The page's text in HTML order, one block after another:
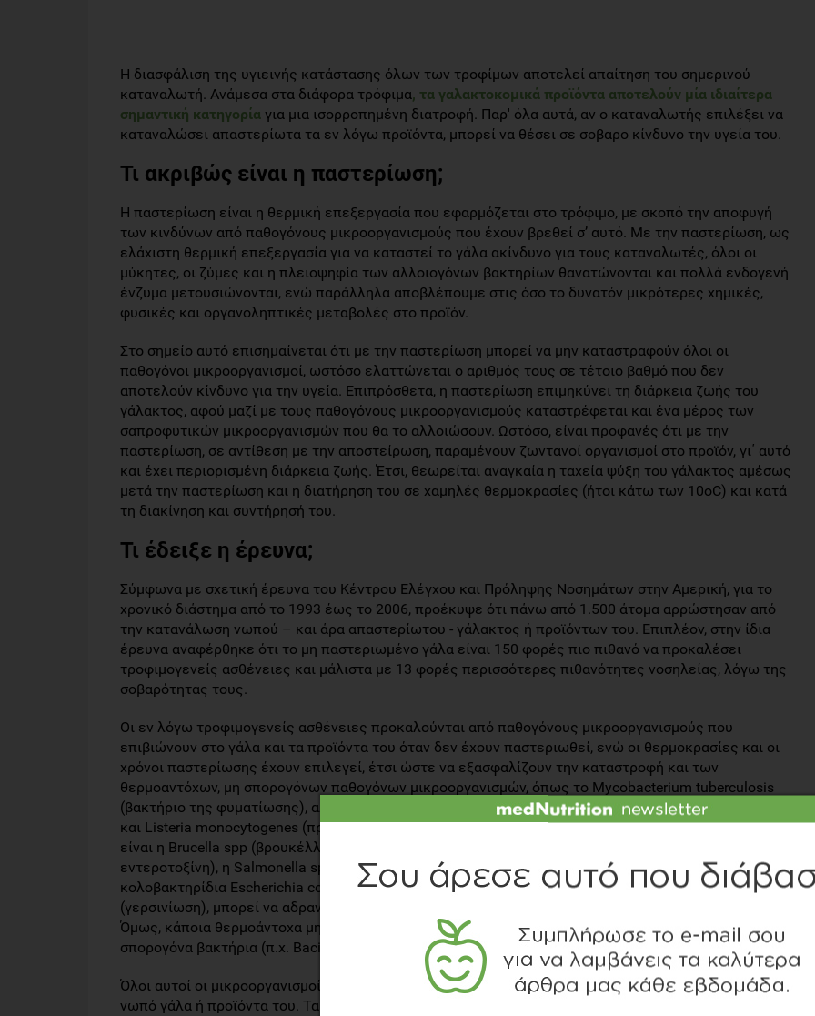
Η διασφάλιση της υγιεινής κατάστασης όλων των τροφίμων αποτελεί απαίτηση του σημερινού
καταναλωτή. Ανάμεσα στα διάφορα τρόφιμα, τα γαλακτοκομικά προϊόντα αποτελούν μία ιδιαίτερα
σημαντική κατηγορία για μια ισορροπημένη διατροφή. Παρ' όλα αυτά, αν ο καταναλωτής επιλέξει να
καταναλώσει απαστερίωτα τα εν λόγω προϊόντα, μπορεί να θέσει σε σοβαρο κίνδυνο την υγεία του.
Τι ακριβώς είναι η παστερίωση;
Η παστερίωση είναι η θερμική επεξεργασία που εφαρμόζεται στο τρόφιμο, με σκοπό την αποφυγή
των κινδύνων από παθογόνους μικροοργανισμούς που έχουν βρεθεί σ’ αυτό. Με την παστερίωση, ως
ελάχιστη θερμική επεξεργασία για να καταστεί το γάλα ακίνδυνο για τους καταναλωτές, όλοι οι
μύκητες, οι ζύμες και η πλειοψηφία των αλλοιογόνων βακτηρίων θανατώνονται και πολλά ενδογενή
ένζυμα μετουσιώνονται, ενώ παράλληλα αποβλέπουμε στις όσο το δυνατόν μικρότερες χημικές,
φυσικές και οργανοληπτικές μεταβολές στο προϊόν.
Στο σημείο αυτό επισημαίνεται ότι με την παστερίωση μπορεί να μην καταστραφούν όλοι οι
παθογόνοι μικροοργανισμοί, ωστόσο ελαττώνεται ο αριθμός τους σε τέτοιο βαθμό που δεν
αποτελούν κίνδυνο για την υγεία. Επιπρόσθετα, η παστερίωση επιμηκύνει τη διάρκεια ζωής του
γάλακτος, αφού μαζί με τους παθογόνους μικροοργανισμούς καταστρέφεται και ένα μέρος των
σαπροφυτικών μικροοργανισμών που θα το αλλοιώσουν. Ωστόσο, είναι προφανές ότι με την
παστερίωση, σε αντίθεση με την αποστείρωση, παραμένουν ζωντανοί οργανισμοί στο προϊόν, γι΄ αυτό
και έχει περιορισμένη διάρκεια ζωής. Έτσι, θεωρείται αναγκαία η ταχεία ψύξη του γάλακτος αμέσως
μετά την παστερίωση και η διατήρηση του σε χαμηλές θερμοκρασίες (ήτοι κάτω των 10οC) και κατά
τη διακίνηση και συντήρησή του.
Τι έδειξε η έρευνα;
Σύμφωνα με σχετική έρευνα του Κέντρου Ελέγχου και Πρόληψης Νοσημάτων στην Αμερική, για το
χρονικό διάστημα από το 1993 έως το 2006, προέκυψε ότι πάνω από 1.500 άτομα αρρώστησαν από
την κατανάλωση νωπού – και άρα απαστερίωτου - γάλακτος ή προϊόντων του. Επιπλέον, στην ίδια
έρευνα αναφέρθηκε ότι το μη παστεριωμένο γάλα είναι 150 φορές πιο πιθανό να προκαλέσει
τροφιμογενείς ασθένειες και μάλιστα με 13 φορές περισσότερες πιθανότητες νοσηλείας, λόγω της
σοβαρότητας τους.
Οι εν λόγω τροφιμογενείς ασθένειες προκαλούνται από παθογόνους μικροοργανισμούς που
επιβιώνουν στο γάλα και τα προϊόντα του όταν δεν έχουν παστεριωθεί, ενώ οι θερμοκρασίες και οι
χρόνοι παστερίωσης έχουν επιλεγεί, έτσι ώστε να εξασφαλίζουν την καταστροφή και των
θερμοαντόχων, μη σπορογόνων παθογόνων μικροοργανισμών, όπως το Mycobacterium tuberculosis
(βακτήριο της φυματίωσης), αλλά και των Coxiella burnetii (βακτήριο που προκαλεί τον πυρετό Q)
και Listeria monocytogenes (προκαλεί λιστερίωση). Άλλα λιγότερο θερμοάντοχα παθογόνα, όπως
είναι η Brucella spp (βρουκέλλωση ή μελιταίος πυρετός), ο Staphylococcus aureus (παράγει
εντεροτοξίνη), η Salmonella spp (σαλμονέλωση), το Campylobacter jejuni (γαστρεντερίτιδα) και τα
κολοβακτηρίδια Escherichia coli O157:H7 (ουραιμικό αιμολυτικό σύνδρομο) και Yersinia enterocolitica
(γερσινίωση), μπορεί να αδρανοποιηθούν και σε χαμηλότερες θερμοκρασίες της παστερίωσης.
Όμως, κάποια θερμοάντοχα μη σπορογόνα (π.χ. Lactobacillus και Streptococcus) και κάποια
σπορογόνα βακτήρια (π.χ. Bacillus και Clostridium) μπορεί να επιζήσουν της παστερίωσης.
Όλοι αυτοί οι μικροοργανισμοί είναι δυνατόν να επηρεάσουν σοβαρά την υγεία όσων καταναλώσουν
νωπό γάλα ή προϊόντα του. Τα βασικά συμπτώματα περιλαμβάνουν κοιλιακό άλγος, εμετό, διάρροια,